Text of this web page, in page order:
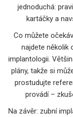
jednoduchá:
kartáčky a
Co můžete
najdete několik
implantologii.
plány, takže si
prostudujte
provádí –
Na závěr: zubní